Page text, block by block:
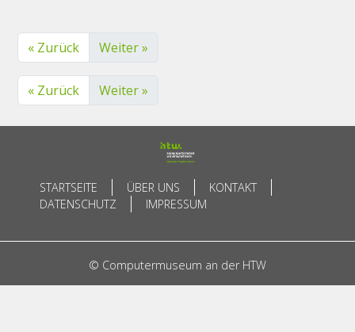
« Zurück Weiter »
« Zurück Weiter »
STARTSEITE ÜBER UNS
KONTAKT
DATENSCHUTZ
IMPRESSUM
© Computermuseum an der HTW